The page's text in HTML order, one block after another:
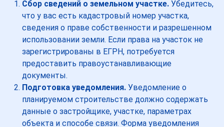
Сбор сведений о земельном участке. Убедитесь,
что у вас есть кадастровый номер участка,
сведения о праве собственности и разрешенном
использовании земли. Если права на участок не
зарегистрированы в ЕГРН, потребуется
предоставить правоустанавливающие
документы.
Подготовка уведомления. Уведомление о
планируемом строительстве должно содержать
данные о застройщике, участке, параметрах
объекта и способе связи. Форма уведомления